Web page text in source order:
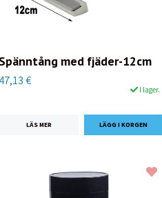
Spänntång med fjäder-12cm
47,13 €
I lager.
LÄS MER